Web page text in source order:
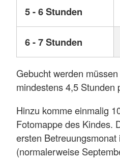
5 - 6 Stunden
6 - 7 Stunden
Gebucht werden
mindestens 4,5 Stunden
Hinzu komme einmalig
Fotomappe des Kindes.
ersten
(normalerweise